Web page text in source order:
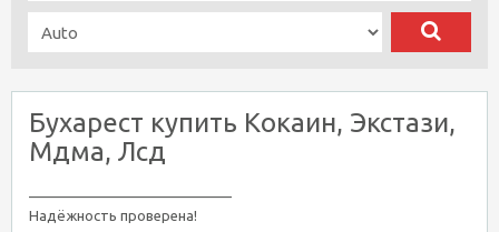
Бухарест купить Кокаин, Экстази,
Мдма, Лсд
Надёжность проверена!